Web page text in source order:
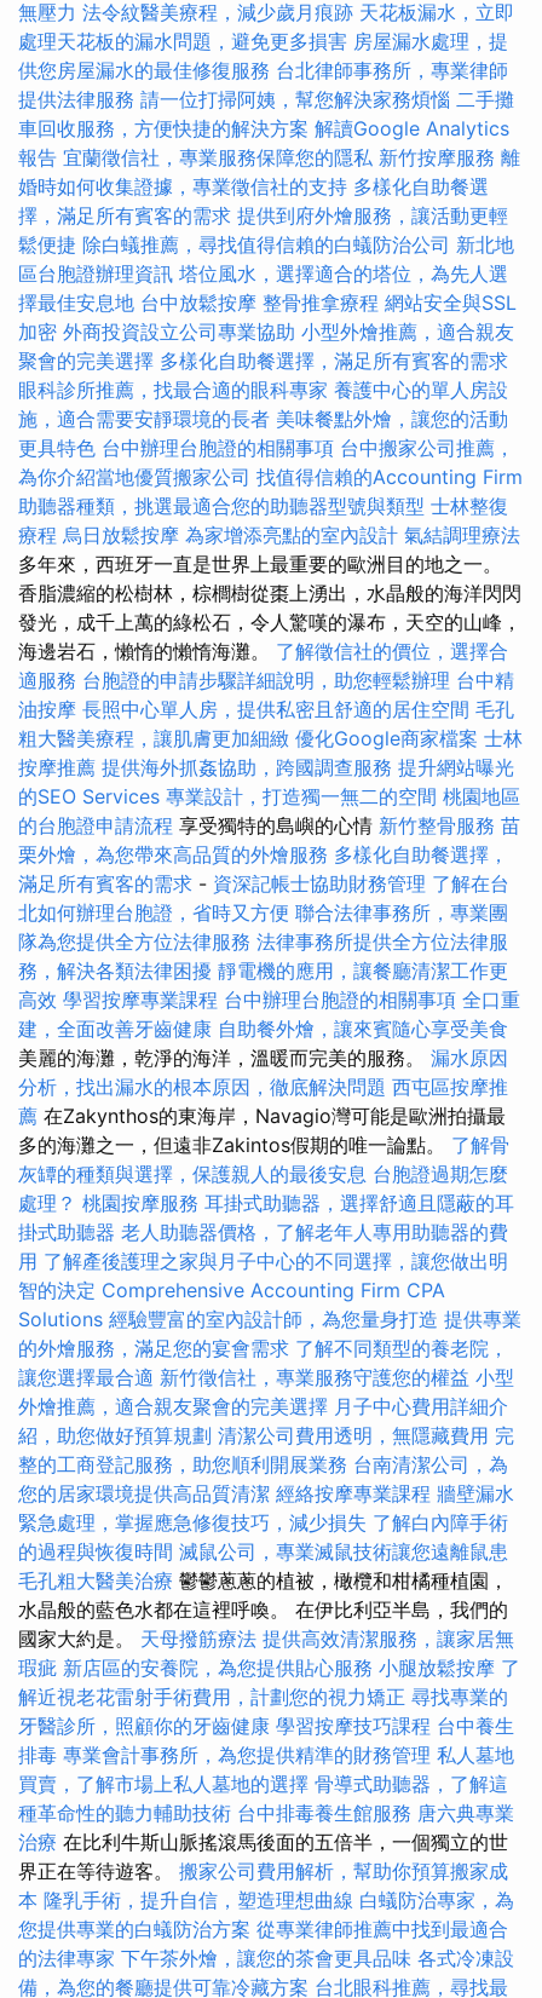
無壓力 法令紋醫美療程，減少歲月痕跡 天花板漏水，立即
處理天花板的漏水問題，避免更多損害 房屋漏水處理，提
供您房屋漏水的最佳修復服務 台北律師事務所，專業律師
提供法律服務 請一位打掃阿姨，幫您解決家務煩惱 二手攤
車回收服務，方便快捷的解決方案 解讀Google Analytics
報告 宜蘭徵信社，專業服務保障您的隱私 新竹按摩服務 離
婚時如何收集證據，專業徵信社的支持 多樣化自助餐選
擇，滿足所有賓客的需求 提供到府外燴服務，讓活動更輕
鬆便捷 除白蟻推薦，尋找值得信賴的白蟻防治公司 新北地
區台胞證辦理資訊 塔位風水，選擇適合的塔位，為先人選
擇最佳安息地 台中放鬆按摩 整骨推拿療程 網站安全與SSL
加密 外商投資設立公司專業協助 小型外燴推薦，適合親友
聚會的完美選擇 多樣化自助餐選擇，滿足所有賓客的需求
眼科診所推薦，找最合適的眼科專家 養護中心的單人房設
施，適合需要安靜環境的長者 美味餐點外燴，讓您的活動
更具特色 台中辦理台胞證的相關事項 台中搬家公司推薦，
為你介紹當地優質搬家公司 找值得信賴的Accounting Firm
助聽器種類，挑選最適合您的助聽器型號與類型 士林整復
療程 烏日放鬆按摩 為家增添亮點的室內設計 氣結調理療法
多年來，西班牙一直是世界上最重要的歐洲目的地之一。
香脂濃縮的松樹林，棕櫚樹從棗上湧出，水晶般的海洋閃閃
發光，成千上萬的綠松石，令人驚嘆的瀑布，天空的山峰，
海邊岩石，懶惰的懶惰海灘。 了解徵信社的價位，選擇合
適服務 台胞證的申請步驟詳細說明，助您輕鬆辦理 台中精
油按摩 長照中心單人房，提供私密且舒適的居住空間 毛孔
粗大醫美療程，讓肌膚更加細緻 優化Google商家檔案 士林
按摩推薦 提供海外抓姦協助，跨國調查服務 提升網站曝光
的SEO Services 專業設計，打造獨一無二的空間 桃園地區
的台胞證申請流程 享受獨特的島嶼的心情 新竹整骨服務 苗
栗外燴，為您帶來高品質的外燴服務 多樣化自助餐選擇，
滿足所有賓客的需求 - 資深記帳士協助財務管理 了解在台
北如何辦理台胞證，省時又方便 聯合法律事務所，專業團
隊為您提供全方位法律服務 法律事務所提供全方位法律服
務，解決各類法律困擾 靜電機的應用，讓餐廳清潔工作更
高效 學習按摩專業課程 台中辦理台胞證的相關事項 全口重
建，全面改善牙齒健康 自助餐外燴，讓來賓隨心享受美食
美麗的海灘，乾淨的海洋，溫暖而完美的服務。 漏水原因
分析，找出漏水的根本原因，徹底解決問題 西屯區按摩推
薦 在Zakynthos的東海岸，Navagio灣可能是歐洲拍攝最
多的海灘之一，但遠非Zakintos假期的唯一論點。 了解骨
灰罈的種類與選擇，保護親人的最後安息 台胞證過期怎麼
處理？ 桃園按摩服務 耳掛式助聽器，選擇舒適且隱蔽的耳
掛式助聽器 老人助聽器價格，了解老年人專用助聽器的費
用 了解產後護理之家與月子中心的不同選擇，讓您做出明
智的決定 Comprehensive Accounting Firm CPA
Solutions 經驗豐富的室內設計師，為您量身打造 提供專業
的外燴服務，滿足您的宴會需求 了解不同類型的養老院，
讓您選擇最合適 新竹徵信社，專業服務守護您的權益 小型
外燴推薦，適合親友聚會的完美選擇 月子中心費用詳細介
紹，助您做好預算規劃 清潔公司費用透明，無隱藏費用 完
整的工商登記服務，助您順利開展業務 台南清潔公司，為
您的居家環境提供高品質清潔 經絡按摩專業課程 牆壁漏水
緊急處理，掌握應急修復技巧，減少損失 了解白內障手術
的過程與恢復時間 滅鼠公司，專業滅鼠技術讓您遠離鼠患
毛孔粗大醫美治療 鬱鬱蔥蔥的植被，橄欖和柑橘種植園，
水晶般的藍色水都在這裡呼喚。 在伊比利亞半島，我們的
國家大約是。 天母撥筋療法 提供高效清潔服務，讓家居無
瑕疵 新店區的安養院，為您提供貼心服務 小腿放鬆按摩 了
解近視老花雷射手術費用，計劃您的視力矯正 尋找專業的
牙醫診所，照顧你的牙齒健康 學習按摩技巧課程 台中養生
排毒 專業會計事務所，為您提供精準的財務管理 私人墓地
買賣，了解市場上私人墓地的選擇 骨導式助聽器，了解這
種革命性的聽力輔助技術 台中排毒養生館服務 唐六典專業
治療 在比利牛斯山脈搖滾馬後面的五倍半，一個獨立的世
界正在等待遊客。 搬家公司費用解析，幫助你預算搬家成
本 隆乳手術，提升自信，塑造理想曲線 白蟻防治專家，為
您提供專業的白蟻防治方案 從專業律師推薦中找到最適合
的法律專家 下午茶外燴，讓您的茶會更具品味 各式冷凍設
備，為您的餐廳提供可靠冷藏方案 台北眼科推薦，尋找最